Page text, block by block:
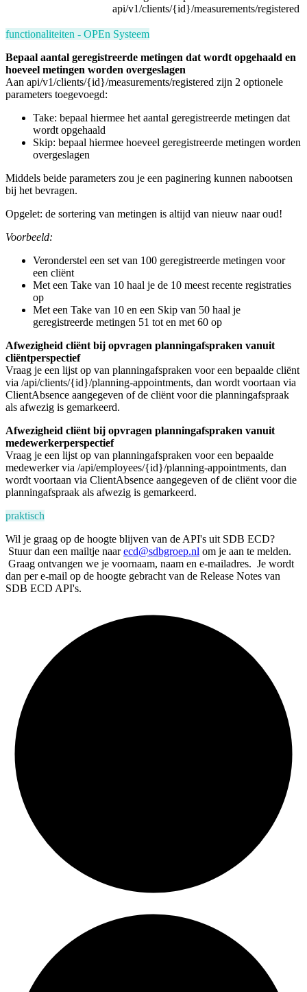
api/v1/clients/{id}/measurements/registered
functionaliteiten - OPEn Systeem
Bepaal aantal geregistreerde metingen dat wordt opgehaald en
hoeveel metingen worden overgeslagen
Aan api/v1/clients/{id}/measurements/registered zijn 2 optionele
parameters toegevoegd:
Take: bepaal hiermee het aantal geregistreerde metingen dat
wordt opgehaald
Skip: bepaal hiermee hoeveel geregistreerde metingen worden
overgeslagen
Middels beide parameters zou je een paginering kunnen nabootsen
bij het bevragen.
Opgelet: de sortering van metingen is altijd van nieuw naar oud!
Voorbeeld:
Veronderstel een set van 100 geregistreerde metingen voor
een cliënt
Met een Take van 10 haal je de 10 meest recente registraties
op
Met een Take van 10 en een Skip van 50 haal je
geregistreerde metingen 51 tot en met 60 op
Afwezigheid cliënt bij opvragen planningafspraken vanuit
cliëntperspectief
Vraag je een lijst op van planningafspraken voor een bepaalde cliënt
via /api/clients/{id}/planning-appointments, dan wordt voortaan via
ClientAbsence aangegeven of de cliënt voor die planningafspraak
als afwezig is gemarkeerd.
Afwezigheid cliënt bij opvragen planningafspraken vanuit
medewerkerperspectief
Vraag je een lijst op van planningafspraken voor een bepaalde
medewerker via /api/employees/{id}/planning-appointments, dan
wordt voortaan via ClientAbsence aangegeven of de cliënt voor die
planningafspraak als afwezig is gemarkeerd.
praktisch
Wil je graag op de hoogte blijven van de API's uit SDB ECD?
Stuur dan een mailtje naarecd@sdbgroep.nl om je aan te melden.
Graag ontvangen we je voornaam, naam en e-mailadres. Je wordt
dan per e-mail op de hoogte gebracht van de Release Notes van
SDB ECD API's.